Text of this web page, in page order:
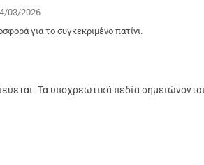
03/2026
για το συγκεκριμένο πατίνι.
Τα υποχρεωτικά πεδία